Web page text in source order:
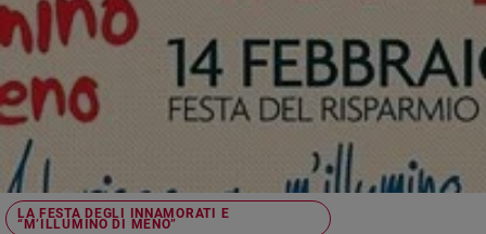
LA FESTA DEGLI INNAMORATI E
“M’ILLUMINO DI MENO”